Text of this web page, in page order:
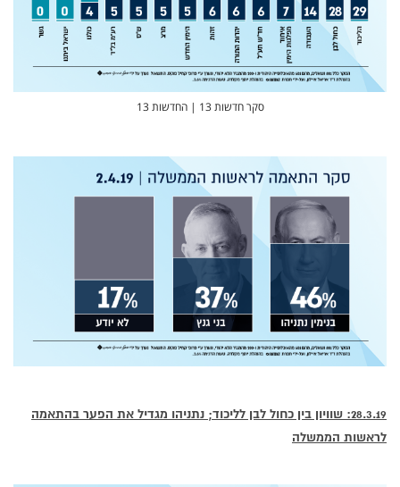
סקר חדשות 13 | החדשות 13
28.3.19: שוויון בין כחול לבן לליכוד; נתניהו מגדיל את הפער בהתאמה
לראשות הממשלה